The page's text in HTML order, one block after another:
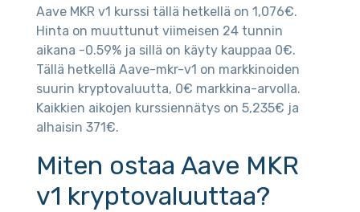
Aave MKR v1 kurssi tällä hetkellä on 1,076€.
Hinta on muuttunut viimeisen 24 tunnin
aikana -0.59% ja sillä on käyty kauppaa 0€.
Tällä hetkellä Aave-mkr-v1 on markkinoiden
suurin kryptovaluutta, 0€ markkina-arvolla.
Kaikkien aikojen kurssiennätys on 5,235€ ja
alhaisin 371€.
Miten ostaa Aave MKR
v1 kryptovaluuttaa?